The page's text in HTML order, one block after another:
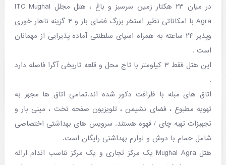
آخری
جاذبه‌های
گردشگری
در میان ۲۳ هکتار زمین سرسبز و باغ ، هتل مجلل ITC Mughal
Agra با امکاناتی نظیر استخر بزرگ فضای باز و ۴ گزینه ناهار خوری
وپذیر ۲۴ ساعته به همراه اسپای سلطنتی آماده پذیرایی از مهمانان
است .
این هتل فقط ۳ کیلومتر با تاج محل و قلعه تاریخی آگرا فاصله دارد
.
اتاق های مبله با ظرافت دکور شده اند.تمامی اتاق ها مجهز به
تهویه مطبوع ، فضای نشیمن ، تلویزیون صفحه تخت ، مینی بار و
تجهیزات تهیه چای / قهوه هستند. سرویس های بهداشتی اختصاصی
شامل حمام با دوش و لوازم بهداشتی رایگان است.
هتل Mughal Agra یک مرکز تجاری و یک مرکز تناسب اندام ارائه